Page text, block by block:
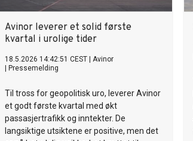
Avinor leverer et solid første
kvartal i urolige tider
18.5.2026 14:42:51 CEST
Avinor
Pressemelding
Til tross for geopolitisk uro, leverer Avinor
et godt første kvartal med økt
passasjertrafikk og inntekter. De
langsiktige utsiktene er positive, men det